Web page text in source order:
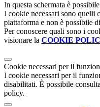
In questa schermata è
I cookie necessari sono quelli
piattaforma e non è possibile
Per conoscere quali sono i
visionare la COOKIE
Cookie necessari per il
I cookie necessari per il
disabilitati. È possibile
policy.